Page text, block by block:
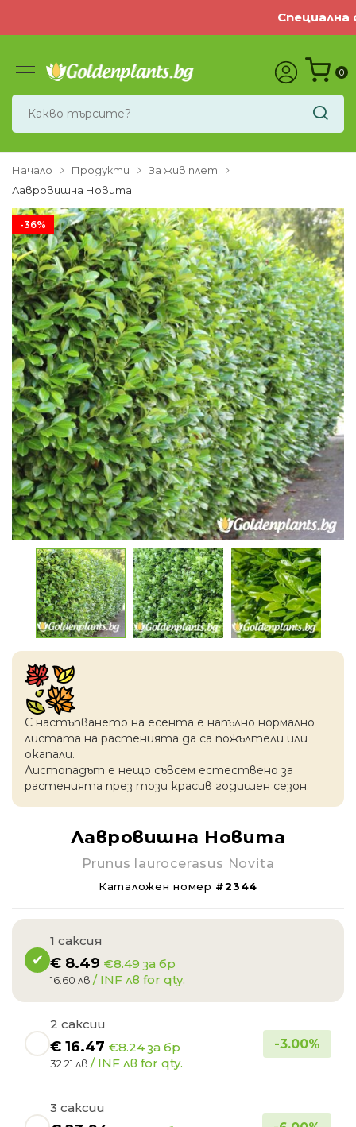
Специална
0
Начало Продукти
За жив плет
Лавровишна Новита
-36%
С настъпването на есентa е напълно нормално
листата на растенията да са пожълтели или
окапaли.
Листопадът е нещо съвсем естествено за
растенията през този красив годишен сезон.
Лавровишна Новита
Prunus laurocerasus Novita
Каталожен номер #2344
1 саксия
€ 8.49 €8.49 за бр
16.60 лв / INF лв for qty.
2 саксии
€ 16.47 €8.24 за бр
32.21 лв / INF лв for qty.
-3.00%
3 саксии